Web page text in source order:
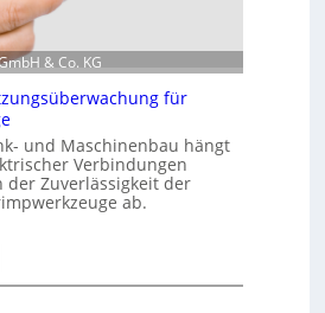
& Co. KG
für
und Maschinenbau hängt
Verbindungen
der Zuverlässigkeit der
ab.